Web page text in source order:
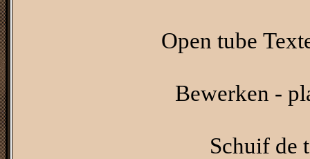
Open tube
Bewerken -
Schuif de